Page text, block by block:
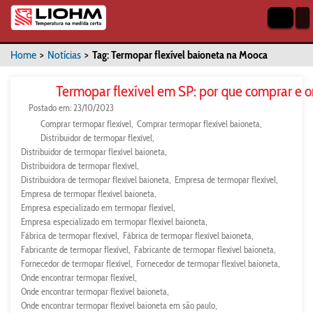
Home > Notícias > Tag: Termopar flexível baioneta na Mooca
Termopar flexível em SP: por que comprar e
Postado em: 23/10/2023
Comprar termopar flexível Comprar termopar flexível baioneta
Distribuidor de termopar flexível
Distribuidor de termopar flexível baioneta
Distribuidora de termopar flexível
Distribuidora de termopar flexível baioneta
Empresa de termopar flexível
Empresa de termopar flexível baioneta
Empresa especializado em termopar flexível
Empresa especializado em termopar flexível baioneta
Fábrica de termopar flexível
Fábrica de termopar flexível baioneta
Fabricante de termopar flexível
Fabricante de termopar flexível baioneta
Fornecedor de termopar flexível
Fornecedor de termopar flexível baioneta
Onde encontrar termopar flexível
Onde encontrar termopar flexível baioneta
Onde encontrar termopar flexível baioneta em são paulo